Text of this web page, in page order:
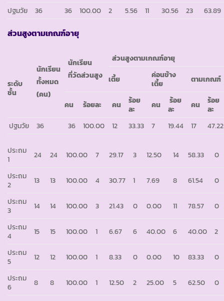
ปฐมวัย
36 36 100.00 2 5.56 11 30.56 23 63.89
ส่วนสูงตามเกณฑ์อายุ
ระดับ
ชั้น
นักเรียน
ทั้งหมด
(คน)
นักเรียน
ที่วัดส่วนสูง
ส่วนสูงตามเกณฑ์อายุ
เตี้ย
ค่อนข้าง
เตี้ย
ตามเกณฑ์
คน ร้อยละ คน
ร้อย
ละ
คน
ร้อย
ละ
คน
ร้อย
ละ
ปฐมวัย
36 36 100.00 12 33.33 7 19.44 17 47.22
ประถม
1
24 24 100.00 7 29.17 3 12.50 14 58.33
0
ประถม
2
13 13 100.00 4 30.77 1 7.69 8 61.54
0
ประถม
3
14 14 100.00 3 21.43 0 0.00 11 78.57
0
ประถม
4
15 15 100.00 1 6.67 6 40.00 6 40.00
2
ประถม
5
12 12 100.00 1 8.33 0 0.00 10 83.33
0
ประถม
6
8 8 100.00 1 12.50 2 25.00 5 62.50
0